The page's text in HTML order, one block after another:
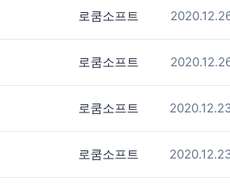
로쿰소프트
로쿰소프트
로쿰소프트
로쿰소프트